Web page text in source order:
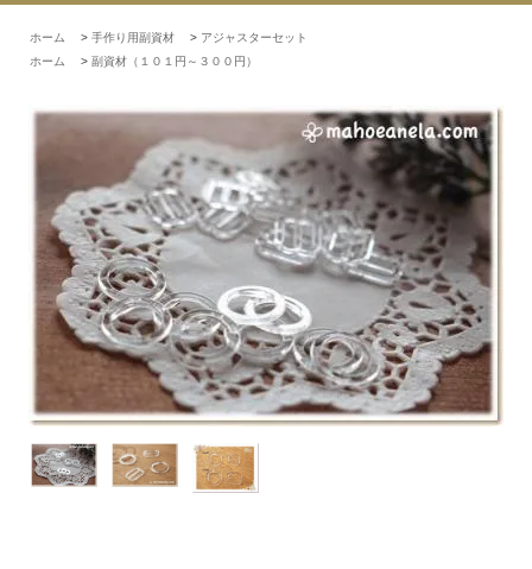
ホーム > 手作り用副資材 > アジャスターセット
ホーム
> 副資材（１０１円～３００円）